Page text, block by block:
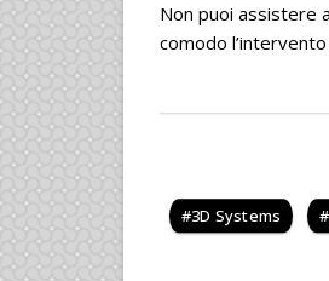
Non puoi assistere
comodo
3D Systems